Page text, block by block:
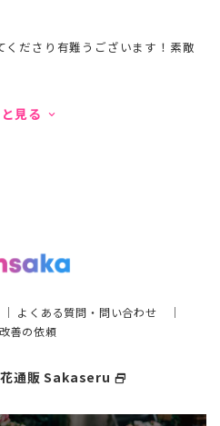
くださり有難うございます！素敵
見る keyboard_arrow_down
｜ よくある質問・問い合わせ ｜
善の依頼
通販 Sakaseru select_window